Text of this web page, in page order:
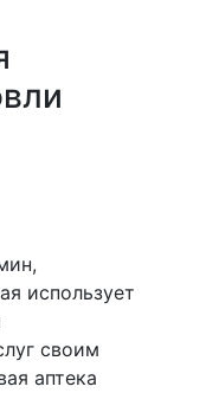
использует
своим
аптека